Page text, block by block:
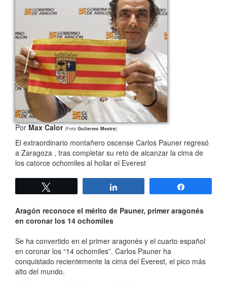
PorMax Calor(Foto Guilermo Mestre)
El extraordinario montañero oscense Carlos Pauner regresó
a Zaragoza , tras completar su reto de alcanzar la cima de
los catorce ochomiles al hollar el Everest
Aragón reconoce el mérito de Pauner, primer aragonés
en coronar los 14 ochomiles
Se ha convertido en el primer aragonés y el cuarto español
en coronar los “14 ochomiles”. Carlos Pauner ha
conquistado recientemente la cima del Everest, el pico más
alto del mundo.